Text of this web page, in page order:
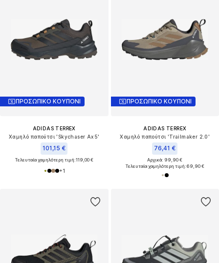
ΠΡΟΣΩΠΙΚΟ ΚΟΥΠΟΝΙ
ADIDAS TERREX
Χαμηλό παπούτσι 'Skychaser Ax5'
101,15 €
Τελευταία χαμηλότερη τιμή:119,00 €
+1
ΠΡΟΣΩΠΙΚΟ ΚΟΥΠΟΝΙ
ADIDAS TERREX
Χαμηλό παπούτσι 'Trailmaker 2.0'
76,41 €
Αρχικά: 99,90 €
Τελευταία χαμηλότερη τιμή:69,90 €